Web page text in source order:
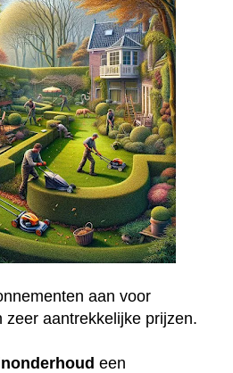
aan voor
zeer aantrekkelijke prijzen.
een